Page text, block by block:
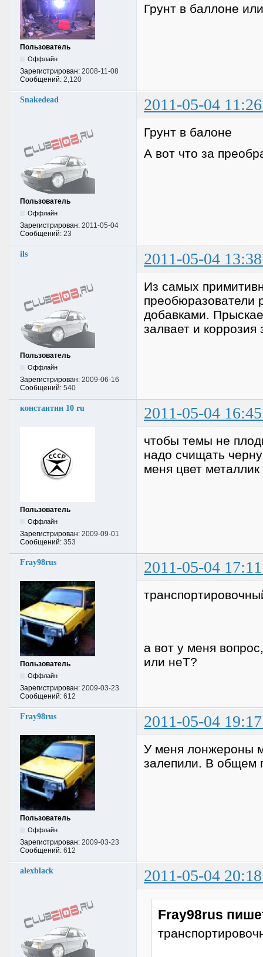
Пользователь
Оффлайн
Зарегистрирован: 2008-11-08
Сообщений: 2,120
Грунт в баллоне
Snakedead 2011-05-04
Пользователь
Оффлайн
Зарегистрирован: 2011-05-04
Сообщений: 23
Грунт в балоне
А вот что за
ils 2011-05-04
Пользователь
Оффлайн
Зарегистрирован: 2009-06-16
Сообщений: 540
Из самых
преобюразователи
добавками.
залвает и
константин 10 ru 2011-05-04
Пользователь
Оффлайн
Зарегистрирован: 2009-09-01
Сообщений: 353
чтобы темы не
надо счищать
меня цвет
Fray98rus 2011-05-04
Пользователь
Оффлайн
Зарегистрирован: 2009-03-23
Сообщений: 612
а вот у меня
или неТ?
Fray98rus 2011-05-04
Пользователь
Оффлайн
Зарегистрирован: 2009-03-23
Сообщений: 612
У меня лонжероны
залепили. В общем
alexblack 2011-05-04
Fray98rus